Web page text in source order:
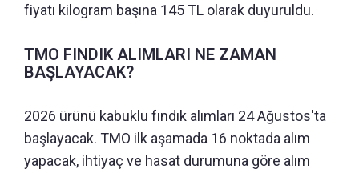
fiyatı kilogram başına 145 TL olarak duyuruldu.
TMO FINDIK ALIMLARI NE ZAMAN
BAŞLAYACAK?
2026 ürünü kabuklu fındık alımları 24 Ağustos'ta
başlayacak. TMO ilk aşamada 16 noktada alım
yapacak, ihtiyaç ve hasat durumuna göre alım